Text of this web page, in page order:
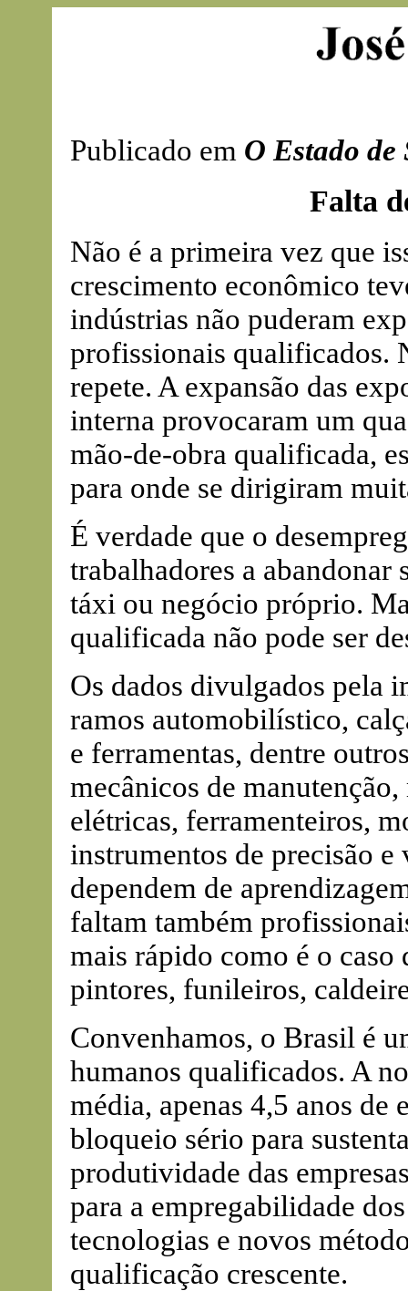
Publicado em O Estado de
Falta
Não é a primeira vez que
crescimento econômico
indústrias não puderam
profissionais qualificados.
repete. A expansão das
interna provocaram um
mão-de-obra qualificada,
para onde se dirigiram
É verdade que o
trabalhadores a abandonar
táxi ou negócio próprio.
qualificada não pode ser
Os dados divulgados pela
ramos automobilístico,
e ferramentas, dentre
mecânicos de
elétricas, ferramenteiros,
instrumentos de precisão
dependem de
faltam também
mais rápido como é o caso
pintores, funileiros,
Convenhamos, o Brasil é
humanos qualificados. A
média, apenas 4,5 anos de
bloqueio sério para
produtividade das
para a empregabilidade
tecnologias e novos
qualificação crescente.